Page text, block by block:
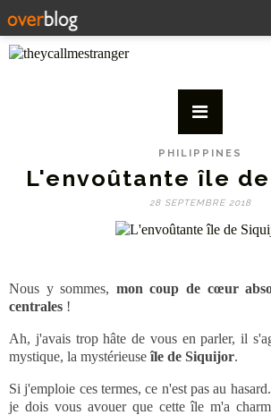
PHILIPPINES
L'envoûtante île
28 SEPTEMBRE 2018
Nous y sommes, mon coup de cœur
centrales !
Ah, j'avais trop hâte de vous en parler, il
mystique, la mystérieuseîle de Siquijor.
Si j'emploie ces termes, ce n'est pas au
je dois vous avouer que cette île m'a